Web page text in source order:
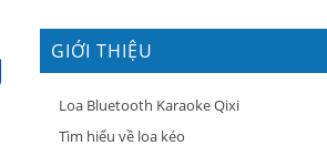
GIỚI THIỆU
Loa Bluetooth Karaoke Qixi
Tìm hiểu về loa kéo